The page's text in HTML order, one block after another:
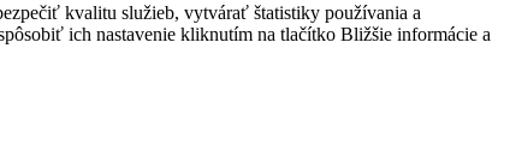
kvalitu služieb, vytvárať štatistiky používania a
ich nastavenie kliknutím na tlačítko Bližšie informácie a